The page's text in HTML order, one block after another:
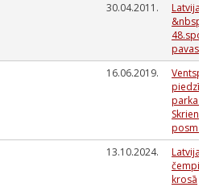
30.04.2011.
Latvijas
16.06.2019.
parka
Skrien
posms
13.10.2024.
Latvijas
krosā